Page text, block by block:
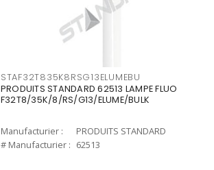
STAF32T835K8RSG13ELUMEBU
PRODUITS STANDARD 62513 LAMPE FLUO
F32T8/35K/8/RS/G13/ELUME/BULK
Manufacturier :
PRODUITS STANDARD
# Manufacturier : 62513